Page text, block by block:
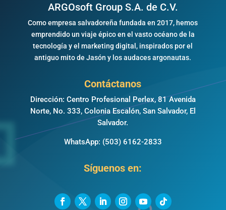
ARGOsoft Group S.A. de C.V.
Como empresa salvadoreña fundada en 2017, hemos
emprendido un viaje épico en el vasto océano de la
tecnología y el marketing digital, inspirados por el
antiguo mito de Jasón y los audaces argonautas.
Contáctanos
Dirección: Centro Profesional Perlex, 81 Avenida
Norte, No. 333, Colonia Escalón, San Salvador, El
Salvador.
WhatsApp: (503) 6162-2833
Síguenos en: